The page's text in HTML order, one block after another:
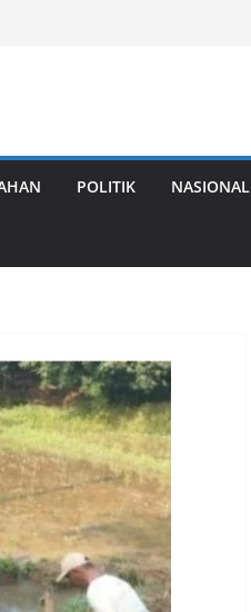
POLITIK NASIONAL